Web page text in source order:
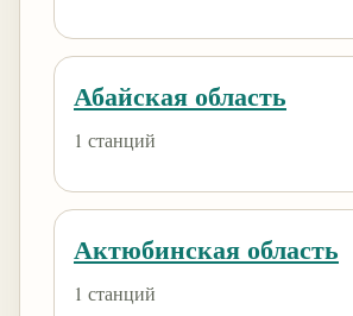
Абайская область
1 станций
Актюбинская область
1 станций